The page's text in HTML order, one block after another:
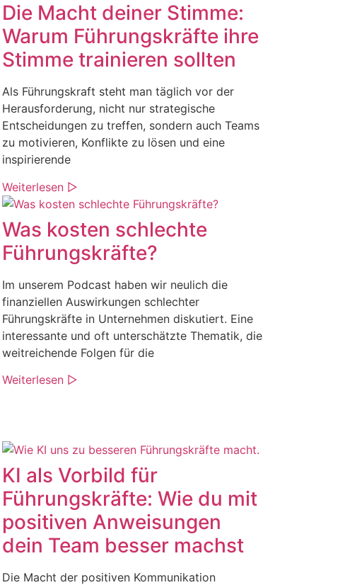
Die Macht deiner Stimme:
Warum Führungskräfte ihre
Stimme trainieren sollten
Als Führungskraft steht man täglich vor der
Herausforderung, nicht nur strategische
Entscheidungen zu treffen, sondern auch Teams
zu motivieren, Konflikte zu lösen und eine
inspirierende
Weiterlesen ▷
Was kosten schlechte
Führungskräfte?
Im unserem Podcast haben wir neulich die
finanziellen Auswirkungen schlechter
Führungskräfte in Unternehmen diskutiert. Eine
interessante und oft unterschätzte Thematik, die
weitreichende Folgen für die
Weiterlesen ▷
KI als Vorbild für
Führungskräfte: Wie du mit
positiven Anweisungen
dein Team besser machst
Die Macht der positiven Kommunikation